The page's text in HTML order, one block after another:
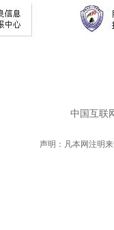
中国互联
声明：凡本网注明